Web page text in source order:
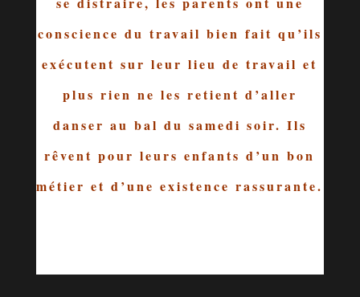
conscience du travail bien fait qu’ils
exécutent sur leur lieu de travail et
plus rien ne les retient d’aller
danser au bal du samedi soir. Ils
rêvent pour leurs enfants d’un bon
métier et d’une existence rassurante.